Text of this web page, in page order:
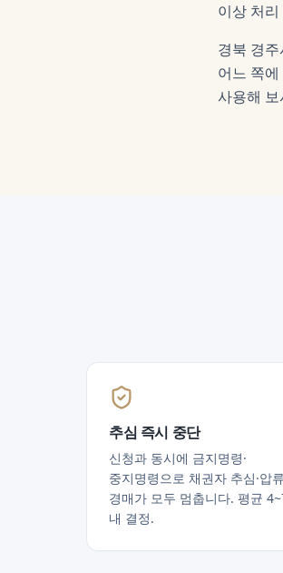
이상 처
경북 경주
어느 쪽
사용해
추심 즉시 중단
신청과 동시에 금지명령·
중지명령으로 채권자 추심·압
경매가 모두 멈춥니다. 평균
내 결정.